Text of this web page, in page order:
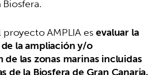
AMPLIA esevaluar la
la ampliación y/o
las zonas marinas incluidas